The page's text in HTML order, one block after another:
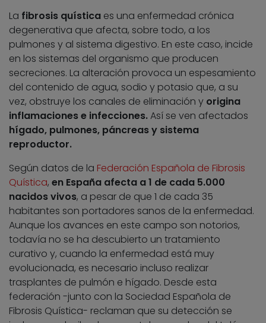
La fibrosis quística es una enfermedad crónica
degenerativa que afecta, sobre todo, a los
pulmones y al sistema digestivo. En este caso, incide
en los sistemas del organismo que producen
secreciones. La alteración provoca un espesamiento
del contenido de agua, sodio y potasio que, a su
vez, obstruye los canales de eliminación y origina
inflamaciones e infecciones.Así se ven afectados
hígado, pulmones, páncreas y sistema
reproductor.
Según datos de la Federación Española de Fibrosis
Quística, en España afecta a 1 de cada 5.000
nacidos vivos, a pesar de que 1 de cada 35
habitantes son portadores sanos de la enfermedad.
Aunque los avances en este campo son notorios,
todavía no se ha descubierto un tratamiento
curativo y, cuando la enfermedad está muy
evolucionada, es necesario incluso realizar
trasplantes de pulmón e hígado. Desde esta
federación -junto con la Sociedad Española de
Fibrosis Quística- reclaman que su detección se